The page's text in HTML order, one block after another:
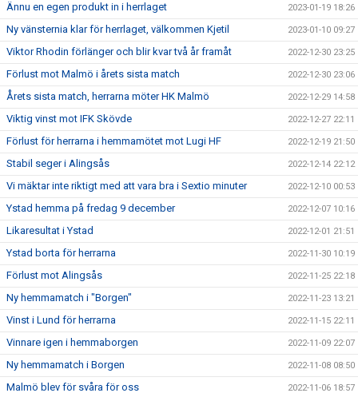
Ännu en egen produkt in i herrlaget 2023-01-19 18:26
Ny vänsternia klar för herrlaget, välkommen Kjetil 2023-01-10 09:27
Viktor Rhodin förlänger och blir kvar två år framåt 2022-12-30 23:25
Förlust mot Malmö i årets sista match 2022-12-30 23:06
Årets sista match, herrarna möter HK Malmö 2022-12-29 14:58
Viktig vinst mot IFK Skövde 2022-12-27 22:11
Förlust för herrarna i hemmamötet mot Lugi HF 2022-12-19 21:50
Stabil seger i Alingsås 2022-12-14 22:12
Vi mäktar inte riktigt med att vara bra i Sextio minuter 2022-12-10 00:53
Ystad hemma på fredag 9 december 2022-12-07 10:16
Likaresultat i Ystad 2022-12-01 21:51
Ystad borta för herrarna 2022-11-30 10:19
Förlust mot Alingsås 2022-11-25 22:18
Ny hemmamatch i "Borgen" 2022-11-23 13:21
Vinst i Lund för herrarna 2022-11-15 22:11
Vinnare igen i hemmaborgen 2022-11-09 22:07
Ny hemmamatch i Borgen 2022-11-08 08:50
Malmö blev för svåra för oss 2022-11-06 18:57